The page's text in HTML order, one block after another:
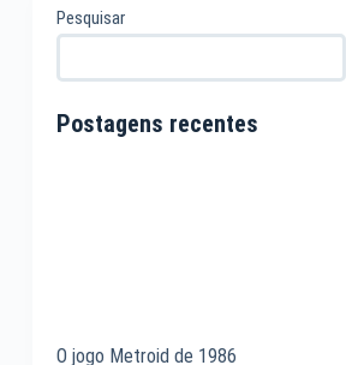
Pesquisar
Postagens recentes
O jogo Metroid de 1986